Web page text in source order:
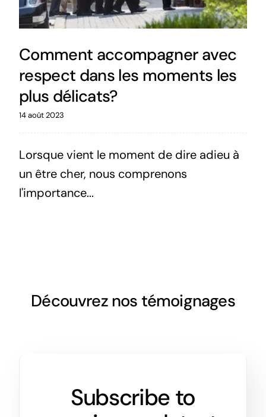
Comment accompagner avec
respect dans les moments les
plus délicats?
14 août 2023
Lorsque vient le moment de dire adieu à
un être cher, nous comprenons
l'importance...
Découvrez nos témoignages
Subscribe to